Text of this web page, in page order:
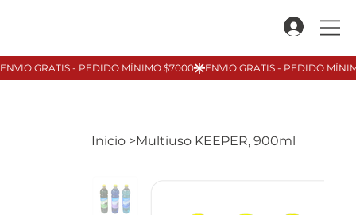
Inicio >Multiuso KEEPER, 900ml